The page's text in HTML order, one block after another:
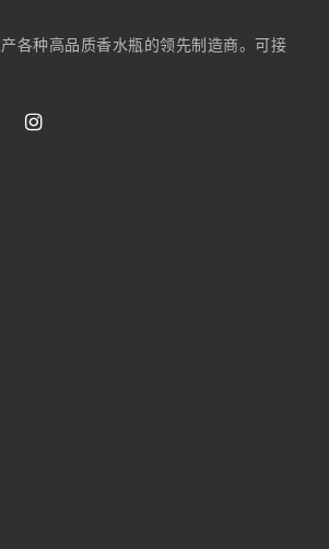
各种高品质香水瓶的领先制造商。可接